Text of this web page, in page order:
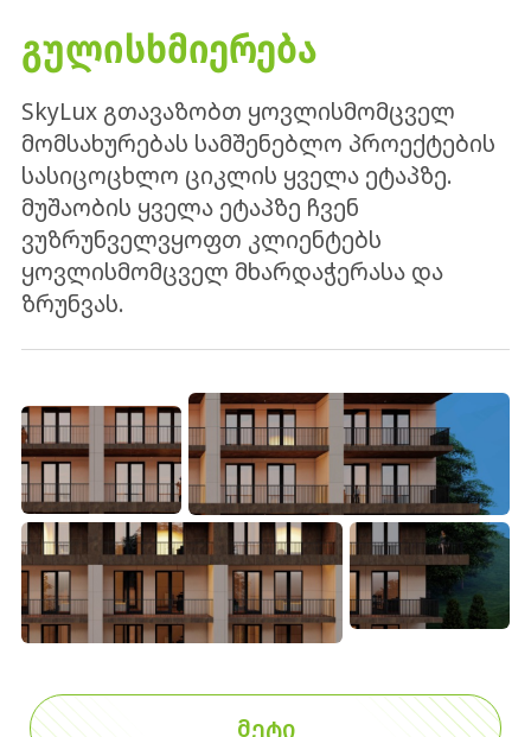
ᲒᲣᲚᲘᲡᲮᲛᲘᲔᲠᲔᲑᲐ
SkyLux გთავაზობთ ყოვლისმომცველ
მომსახურებას სამშენებლო პროექტების
სასიცოცხლო ციკლის ყველა ეტაპზე.
მუშაობის ყველა ეტაპზე ჩვენ
ვუზრუნველვყოფთ კლიენტებს
ყოვლისმომცველ მხარდაჭერასა და
ზრუნვას.
ᲛᲔᲢᲘ